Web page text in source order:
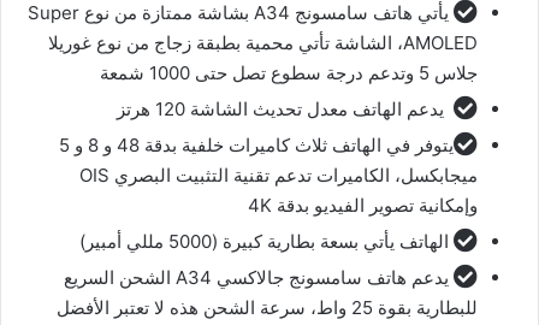
يأتي هاتف سامسونج A34 بشاشة ممتازة من نوع Super
AMOLED، الشاشة تأتي محمية بطبقة زجاج من نوع غوريلا
جلاس 5 وتدعم درجة سطوع تصل حتى 1000 شمعة
يدعم الهاتف معدل تحديث الشاشة 120 هرتز
يتوفر في الهاتف ثلاث كاميرات خلفية بدقة 48 و 8 و 5
ميجابكسل، الكاميرات تدعم تقنية التثبيت البصري OIS
وإمكانية تصوير الفيديو بدقة 4K
الهاتف يأتي بسعة بطارية كبيرة (5000 مللي أمبير)
يدعم هاتف سامسونج جالاكسي A34 الشحن السريع
للبطارية بقوة 25 واط، سرعة الشحن هذه لا تعتبر الأفضل